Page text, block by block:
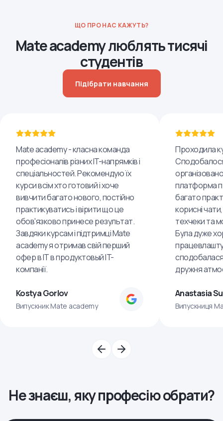
ЩО ПРО НАС КАЖУТЬ?
Mate academy люблять тисячі
студентів
Підібрати навчання
Mate academy - класна команда
професіоналів різних IT-напрямків і
спеціальностей. Рекомендую їх
курси всім хто готовий і хоче
вивчити багато нового, постійно
практикуватись і вірити що це
обов'язково принесе результат.
Завдяки курсам і підтримці Mate
academy я отримав свій перший
офер в IT в продуктовый IT-
компанії.
Kostya Gorlov
Випускник Mate academy
Проходила
платформа
багато
корисні
техчеки та
Була дуже
дружня
Anastasia
Випускниця
Не знаєш, яку професію обрати?